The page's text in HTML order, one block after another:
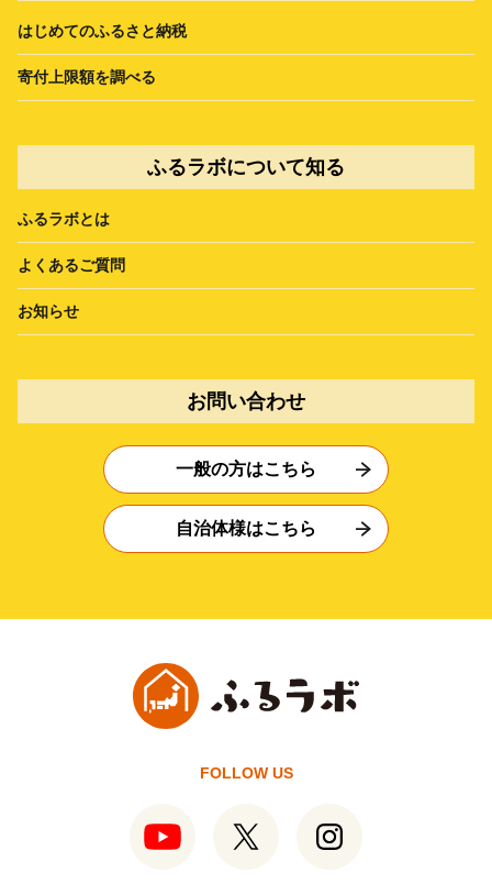
はじめてのふるさと納税
寄付上限額を調べる
ふるラボについて知る
ふるラボとは
よくあるご質問
お知らせ
お問い合わせ
一般の方はこちら
自治体様はこちら
FOLLOW US